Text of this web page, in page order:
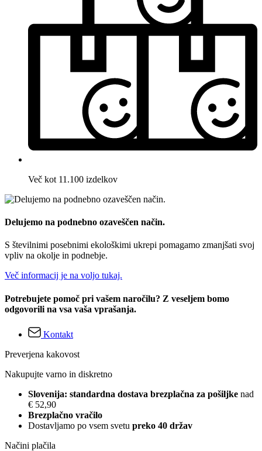
Več kot 11.100 izdelkov
Delujemo na podnebno ozaveščen način.
S številnimi posebnimi ekološkimi ukrepi pomagamo zmanjšati svoj
vpliv na okolje in podnebje.
Več informacij je na voljo tukaj.
Potrebujete pomoč pri vašem naročilu? Z veseljem bomo
odgovorili na vsa vaša vprašanja.
Kontakt
Preverjena kakovost
Nakupujte varno in diskretno
Slovenija: standardna dostava brezplačna za pošiljke nad
€ 52,90
Brezplačno vračilo
Dostavljamo po vsem svetu preko 40 držav
Načini plačila